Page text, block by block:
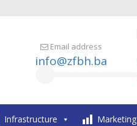
Email address
info@zfbh.ba
Infrastructure Marketing